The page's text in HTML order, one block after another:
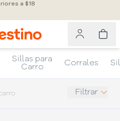
a $18
Sillas para
Carro
Corrales
Filtrar